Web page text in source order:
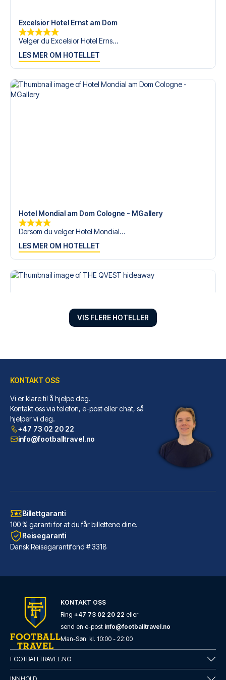
Er du klar for å oppleve 1. FC Köln på RheinEnergieStadion
mot Gladbach? Kontakt oss idag, og la oss hjelpe deg
med å realisere din fotballreisedrøm!
Excelsior Hotel Ernst am Dom
Velger du Excelsior Hotel Erns...
LES MER OM HOTELLET
Hotel Mondial am Dom Cologne - MGallery
Dersom du velger Hotel Mondial...
LES MER OM HOTELLET
THE QVEST hideaway
Har du THE QVEST hideaway som ...
LES MER OM HOTELLET
Dersom du velger URBAN LOFT Co...
LES MER OM HOTELLET
VIS FLERE HOTELLER
KONTAKT OSS
Vi er klare til å hjelpe deg.
Kontakt oss via telefon, e-post eller chat, så
hjelper vi deg.
+47 73 02 20 22
info@footballtravel.no
Billettgaranti
100 % garanti for at du får billettene dine.
Reisegaranti
Dansk Reisegarantifond # 3318
KONTAKT OSS
Ring +47 73 02 20 22 eller
send en e-post info@footballtravel.no
Man-Søn: kl. 10:00 - 22:00
FOOTBALLTRAVEL.NO